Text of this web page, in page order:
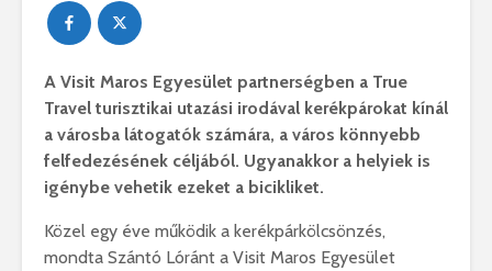
A Visit Maros Egyesület partnerségben a True
Travel turisztikai utazási irodával kerékpárokat kínál
a városba látogatók számára, a város könnyebb
felfedezésének céljából. Ugyanakkor a helyiek is
igénybe vehetik ezeket a bicikliket.
Közel egy éve működik a kerékpárkölcsönzés,
mondta Szántó Lóránt a Visit Maros Egyesület